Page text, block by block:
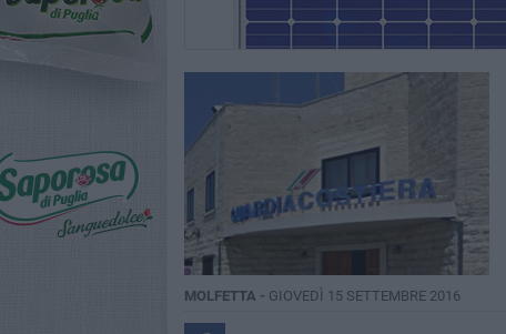
MOLFETTA - GIOVEDÌ 15 SETTEMBRE 2016